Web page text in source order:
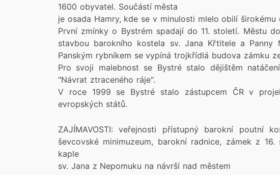
1600 obyvatel. Součástí města
je osada Hamry, kde se v minulosti mlelo obilí
První zmínky o Bystrém spadají do 11. století. Městu
stavbou barokního kostela sv. Jana Křtitele a Panny
Panským rybníkem se vypíná trojkřídlá budova zámku
Pro svoji malebnost se Bystré stalo dějištěm
"Návrat ztraceného ráje".
V roce 1999 se Bystré stalo zástupcem ČR v
evropských států.
ZAJÍMAVOSTI: veřejnosti přístupný barokní poutní
ševcovské minimuzeum, barokní radnice, zámek z
kaple
sv. Jana z Nepomuku na návrší nad městem